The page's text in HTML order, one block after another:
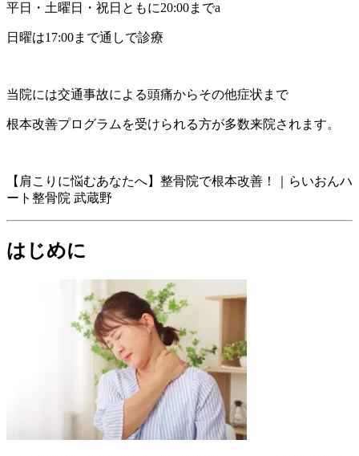
平日・土曜日・祝日ともに20:00までa
日曜は17:00まで通しで診療
当院には交通事故による頭痛からその他症状まで
根本改善プログラムを受けられる方が多数来院されます。
【肩こりに悩むあなたへ】整骨院で根本改善！｜らいおんハ
ート整骨院 武蔵野
はじめに